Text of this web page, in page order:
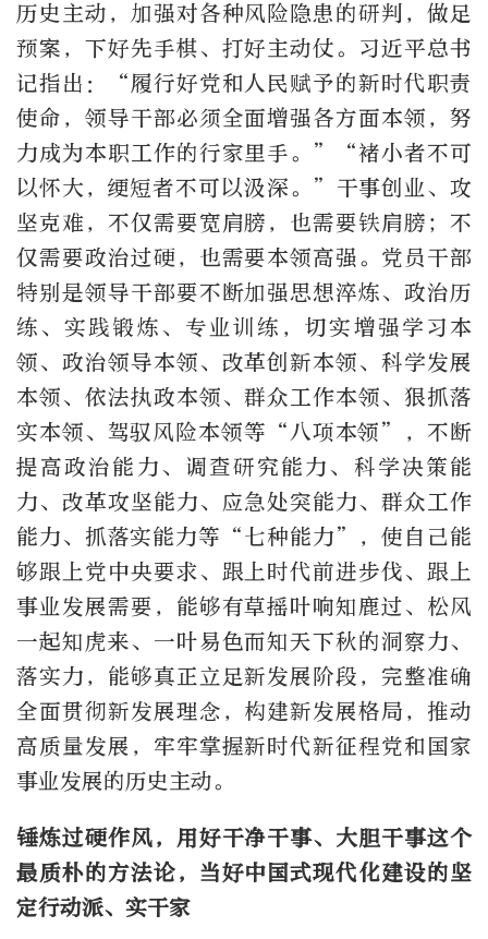
历史主动，加强对各种风险隐患的研判，做足
预案，下好先手棋、打好主动仗。习近平总书
记指出：“履行好党和人民赋予的新时代职责
使命，领导干部必须全面增强各方面本领，努
力成为本职工作的行家里手。”“褚小者不可
以怀大，绠短者不可以汲深。”干事创业、攻
坚克难，不仅需要宽肩膀，也需要铁肩膀；不
仅需要政治过硬，也需要本领高强。党员干部
特别是领导干部要不断加强思想淬炼、政治历
练、实践锻炼、专业训练，切实增强学习本
领、政治领导本领、改革创新本领、科学发展
本领、依法执政本领、群众工作本领、狠抓落
实本领、驾驭风险本领等“八项本领”，不断
提高政治能力、调查研究能力、科学决策能
力、改革攻坚能力、应急处突能力、群众工作
能力、抓落实能力等“七种能力”，使自己能
够跟上党中央要求、跟上时代前进步伐、跟上
事业发展需要，能够有草摇叶响知鹿过、松风
一起知虎来、一叶易色而知天下秋的洞察力、
落实力，能够真正立足新发展阶段，完整准确
全面贯彻新发展理念，构建新发展格局，推动
高质量发展，牢牢掌握新时代新征程党和国家
事业发展的历史主动。
锤炼过硬作风，用好干净干事、大胆干事这个
最质朴的方法论，当好中国式现代化建设的坚
定行动派、实干家